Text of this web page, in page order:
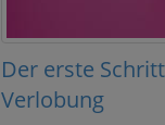
Der erste
Verlobung